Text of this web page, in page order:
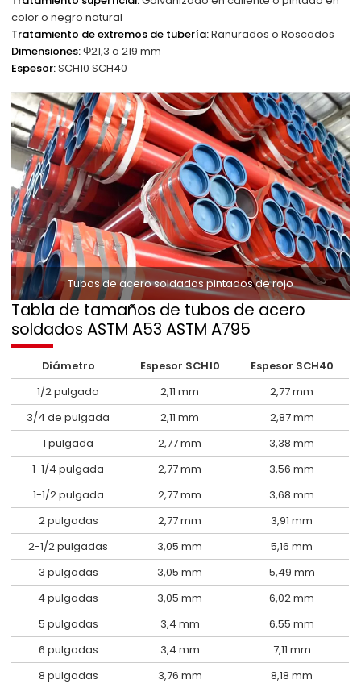
color o negro natural
Tratamiento de extremos de tubería:Ranurados o Roscados
Dimensiones:Φ21,3 a 219 mm
Espesor:SCH10 SCH40
Tubos de acero soldados pintados de rojo
Tabla de tamaños de tubos de acero
soldados ASTM A53 ASTM A795
Diámetro Espesor SCH10
Espesor SCH40
1/2 pulgada
2,11 mm
2,77 mm
3/4 de pulgada
2,11 mm
2,87 mm
1 pulgada
2,77 mm
3,38 mm
1-1/4 pulgada
2,77 mm
3,56 mm
1-1/2 pulgada
2,77 mm
3,68 mm
2 pulgadas
2,77 mm
3,91 mm
2-1/2 pulgadas
3,05 mm
5,16 mm
3 pulgadas
3,05 mm
5,49 mm
4 pulgadas
3,05 mm
6,02 mm
5 pulgadas
3,4 mm
6,55 mm
6 pulgadas
3,4 mm
7,11 mm
8 pulgadas
3,76 mm 8,18 mm